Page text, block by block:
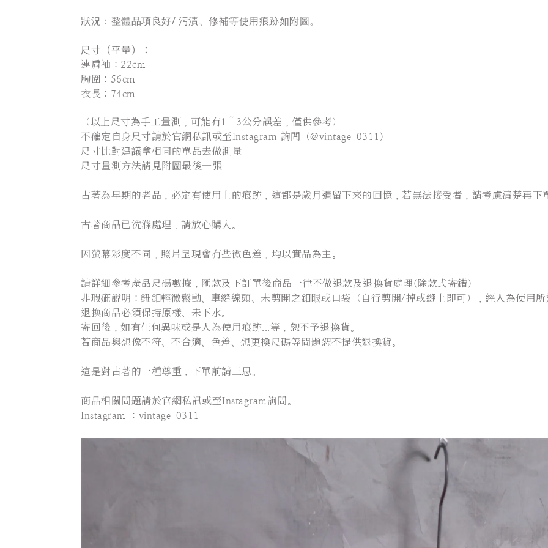
狀況：整體品項良好/ 污漬、修補等使用痕跡如附圖。
尺寸（平量）：
連肩袖：22cm
胸圍：56cm
衣長：74cm
（以上尺寸為手工量測，可能有1～3公分誤差，僅供參考）
不確定自身尺寸請於官網私訊或至Instagram 詢問（@vintage_0311)
尺寸比對建議拿相同的單品去做測量
尺寸量測方法請見附圖最後一張
古著為早期的老品，必定有使用上的痕跡，這都是歲月遺留下來的回憶，若無法接受者，請考慮清楚再下
古著商品已洗滌處理，請放心購入。
因螢幕彩度不同，照片呈現會有些微色差，均以實品為主。
請詳細參考產品尺碼數據，匯款及下訂單後商品一律不做退款及退換貨處理(除款式寄錯)
非瑕疵說明：鈕釦輕微鬆動、車縫線頭、未剪開之釦眼或口袋（自行剪開/掉或縫上即可），經人為使用
退換商品必須保持原樣、未下水。
寄回後，如有任何異味或是人為使用痕跡...等，恕不予退換貨。
若商品與想像不符、不合適、色差、想更換尺碼等問題恕不提供退換貨。
這是對古著的一種尊重，下單前請三思。
商品相關問題請於官網私訊或至Instagram詢問。
Instagram ：vintage_0311